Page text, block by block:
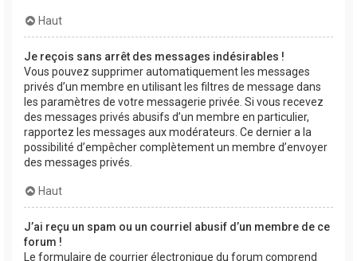
Haut
Je reçois sans arrêt des messages indésirables !
Vous pouvez supprimer automatiquement les messages
privés d’un membre en utilisant les filtres de message dans
les paramètres de votre messagerie privée. Si vous recevez
des messages privés abusifs d’un membre en particulier,
rapportez les messages aux modérateurs. Ce dernier a la
possibilité d’empêcher complètement un membre d’envoyer
des messages privés.
Haut
J’ai reçu un spam ou un courriel abusif d’un membre de ce
forum !
Le formulaire de courrier électronique du forum comprend